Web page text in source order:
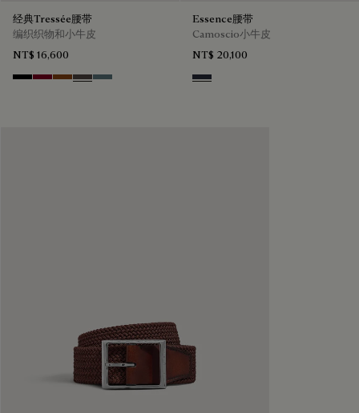
经典Tressée腰带
编织织物和小牛皮
NT$ 16,600
BlackSaint Emilion Tri
Dark Toffee
GreyStone Denim
Essence腰带
Camoscio小牛皮
NT$ 20,100
Navy